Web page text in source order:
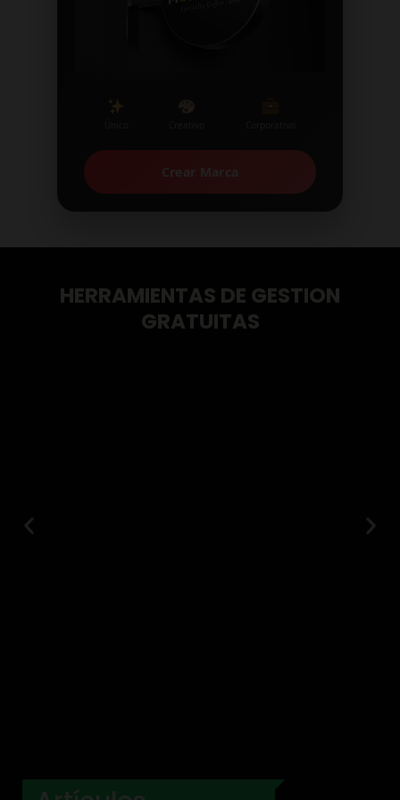
Crear Marca
HERRAMIENTAS DE GESTION
GRATUITAS